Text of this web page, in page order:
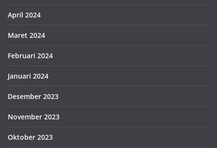
April 2024
Maret 2024
Februari 2024
Januari 2024
Desember 2023
November 2023
Oktober 2023